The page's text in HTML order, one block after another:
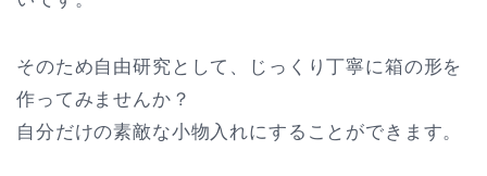
そのため自由研究として、じっくり丁寧に箱の形を
作ってみませんか？
自分だけの素敵な小物入れにすることができます。